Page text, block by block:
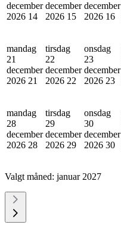
december
2026 14
december
2026 15
december
2026 16
mandag
21
december
2026 21
tirsdag
22
december
2026 22
onsdag
23
december
2026 23
mandag
28
december
2026 28
tirsdag
29
december
2026 29
onsdag
30
december
2026 30
Valgt måned: januar 2027